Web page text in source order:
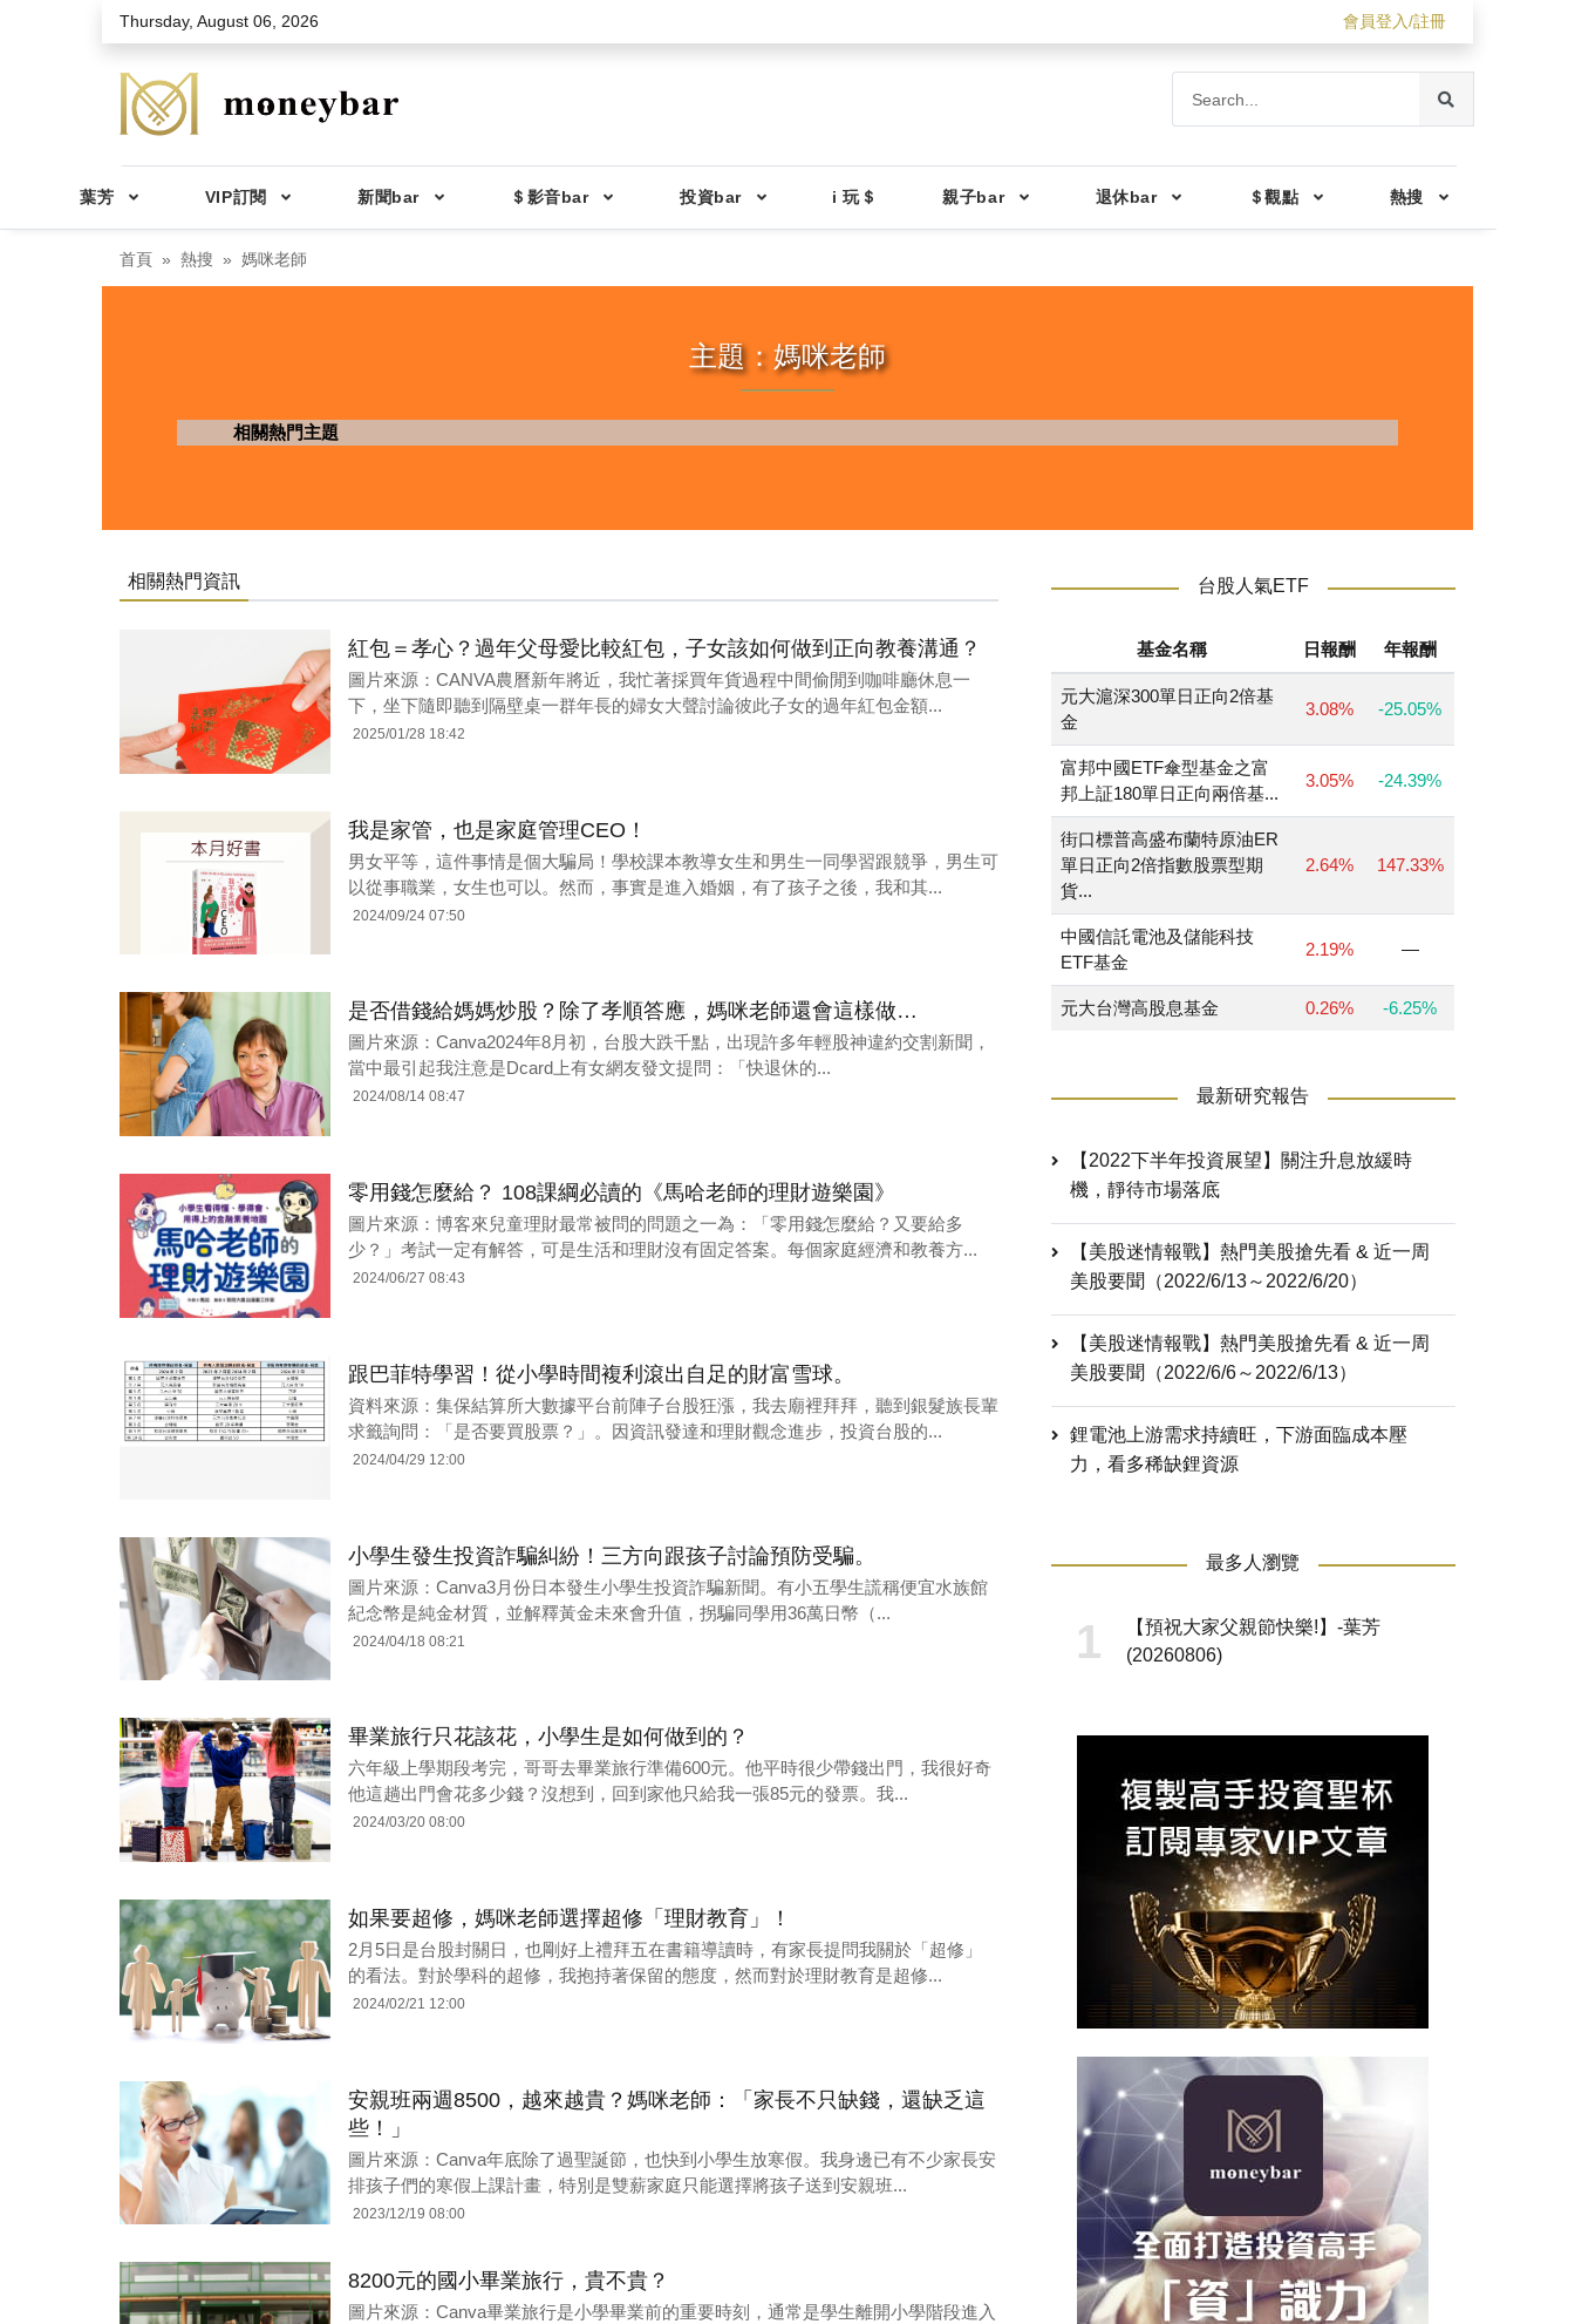
Skip to main contentThursday, August 06, 2026 會員登入/註冊
葉芳 VIP訂閱 新聞bar ＄影音bar 投資bar i 玩＄ 親子bar 退休bar ＄觀點 熱搜
首頁 熱搜 媽咪老師
主題：媽咪老師
相關熱門主題
相關熱門資訊
紅包＝孝心？過年父母愛比較紅包，子女該如何做到正向教養溝通？
圖片來源：CANVA農曆新年將近，我忙著採買年貨過程中間偷閒到咖啡廳休息一
下，坐下隨即聽到隔壁桌一群年長的婦女大聲討論彼此子女的過年紅包金額...
2025/01/28 18:42
我是家管，也是家庭管理CEO！
男女平等，這件事情是個大騙局！學校課本教導女生和男生一同學習跟競爭，男生可
以從事職業，女生也可以。然而，事實是進入婚姻，有了孩子之後，我和其...
2024/09/24 07:50
是否借錢給媽媽炒股？除了孝順答應，媽咪老師還會這樣做…
圖片來源：Canva2024年8月初，台股大跌千點，出現許多年輕股神違約交割新聞，
當中最引起我注意是Dcard上有女網友發文提問：「快退休的...
2024/08/14 08:47
零用錢怎麼給？ 108課綱必讀的《馬哈老師的理財遊樂園》
圖片來源：博客來兒童理財最常被問的問題之一為：「零用錢怎麼給？又要給多
少？」考試一定有解答，可是生活和理財沒有固定答案。每個家庭經濟和教養方...
2024/06/27 08:43
跟巴菲特學習！從小學時間複利滾出自足的財富雪球。
資料來源：集保結算所大數據平台前陣子台股狂漲，我去廟裡拜拜，聽到銀髮族長輩
求籤詢問：「是否要買股票？」。因資訊發達和理財觀念進步，投資台股的...
2024/04/29 12:00
小學生發生投資詐騙糾紛！三方向跟孩子討論預防受騙。
圖片來源：Canva3月份日本發生小學生投資詐騙新聞。有小五學生謊稱便宜水族館
紀念幣是純金材質，並解釋黃金未來會升值，拐騙同學用36萬日幣（...
2024/04/18 08:21
畢業旅行只花該花，小學生是如何做到的？
六年級上學期段考完，哥哥去畢業旅行準備600元。他平時很少帶錢出門，我很好奇
他這趟出門會花多少錢？沒想到，回到家他只給我一張85元的發票。我...
2024/03/20 08:00
如果要超修，媽咪老師選擇超修「理財教育」！
2月5日是台股封關日，也剛好上禮拜五在書籍導讀時，有家長提問我關於「超修」
的看法。對於學科的超修，我抱持著保留的態度，然而對於理財教育是超修...
2024/02/21 12:00
安親班兩週8500，越來越貴？媽咪老師：「家長不只缺錢，還缺乏這
些！」
圖片來源：Canva年底除了過聖誕節，也快到小學生放寒假。我身邊已有不少家長安
排孩子們的寒假上課計畫，特別是雙薪家庭只能選擇將孩子送到安親班...
2023/12/19 08:00
8200元的國小畢業旅行，貴不貴？
圖片來源：Canva畢業旅行是小學畢業前的重要時刻，通常是學生離開小學階段進入
台股人氣ETF
基金名稱 日報酬 年報酬
元大滬深300單日正向2倍基
金
3.08% -25.05%
富邦中國ETF傘型基金之富
邦上証180單日正向兩倍基...
3.05% -24.39%
街口標普高盛布蘭特原油ER
單日正向2倍指數股票型期
貨...
2.64% 147.33%
中國信託電池及儲能科技
ETF基金
2.19% —
元大台灣高股息基金 0.26% -6.25%
最新研究報告
【2022下半年投資展望】關注升息放緩時
機，靜待市場落底
【美股迷情報戰】熱門美股搶先看 & 近一周
美股要聞（2022/6/13～2022/6/20）
【美股迷情報戰】熱門美股搶先看 & 近一周
美股要聞（2022/6/6～2022/6/13）
鋰電池上游需求持續旺，下游面臨成本壓
力，看多稀缺鋰資源
最多人瀏覽
【預祝大家父親節快樂!】-葉芳
(20260806)